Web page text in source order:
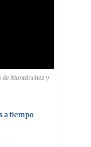
de Montánchez y
a tiempo